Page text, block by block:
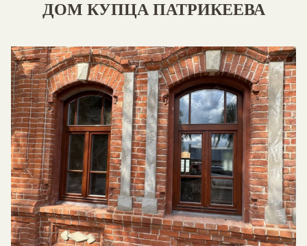
ДОМ КУПЦА ПАТРИКЕЕВА